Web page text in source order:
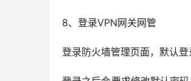
8、登录VPN网关网管
登录防火墙管理页面，默认